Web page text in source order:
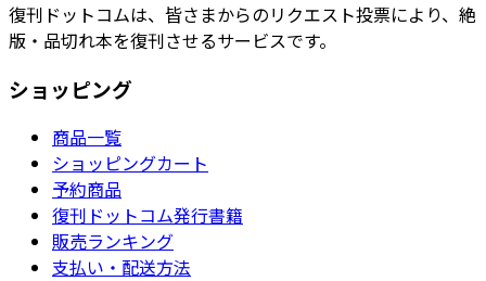
復刊ドットコムは、皆さまからのリクエスト投票により、絶
版・品切れ本を復刊させるサービスです。
ショッピング
商品一覧
ショッピングカート
予約商品
復刊ドットコム発行書籍
販売ランキング
支払い・配送方法